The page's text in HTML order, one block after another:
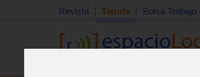
Revista Tienda Bolsa Trabajo